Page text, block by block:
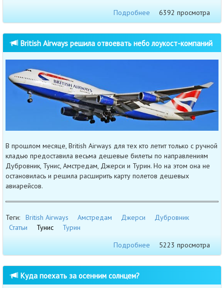
Подробнее
6392 просмотра
British Airways решила отвоевать небо лоукост-компаний
В прошлом месяце, British Airways для тех кто летит только с ручной
кладью предоставила весьма дешевые билеты по направлениям
Дубровник, Тунис, Амстредам, Джерси и Турин. Но на этом она не
остановилась и решила расширить карту полетов дешевых
авиарейсов.
Теги: British Airways Амстредам Джерси
Дубровник
Статьи
Тунис
Турин
Подробнее
5223 просмотра
Куда поехать за осенним солнцем?